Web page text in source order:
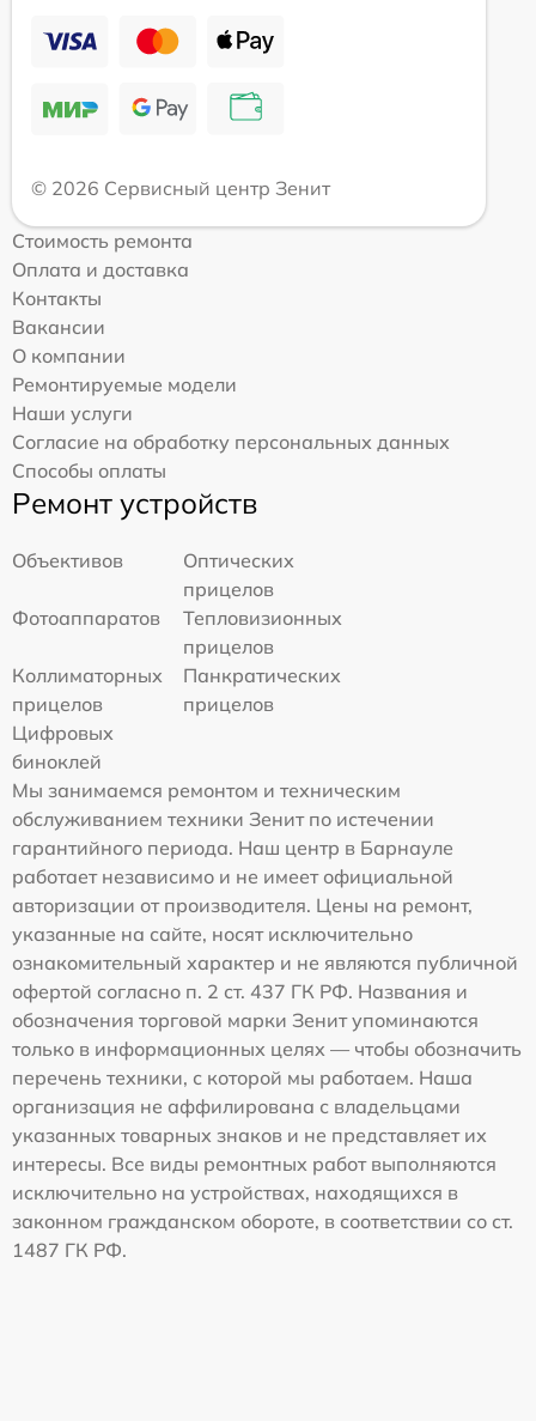
© 2026 Сервисный центр Зенит
Стоимость ремонта
Оплата и доставка
Контакты
Вакансии
О компании
Ремонтируемые модели
Наши услуги
Согласие на обработку персональных данных
Способы оплаты
Ремонт устройств
Объективов
Оптических
прицелов
Фотоаппаратов
Тепловизионных
прицелов
Коллиматорных
прицелов
Панкратических
прицелов
Цифровых
биноклей
Мы занимаемся ремонтом и техническим
обслуживанием техники Зенит по истечении
гарантийного периода. Наш центр в Барнауле
работает независимо и не имеет официальной
авторизации от производителя. Цены на ремонт,
указанные на сайте, носят исключительно
ознакомительный характер и не являются публичной
офертой согласно п. 2 ст. 437 ГК РФ. Названия и
обозначения торговой марки Зенит упоминаются
только в информационных целях — чтобы обозначить
перечень техники, с которой мы работаем. Наша
организация не аффилирована с владельцами
указанных товарных знаков и не представляет их
интересы. Все виды ремонтных работ выполняются
исключительно на устройствах, находящихся в
законном гражданском обороте, в соответствии со ст.
1487 ГК РФ.